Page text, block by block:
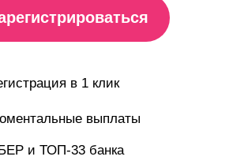
в 1 клик
выплаты
и ТОП-33 банка